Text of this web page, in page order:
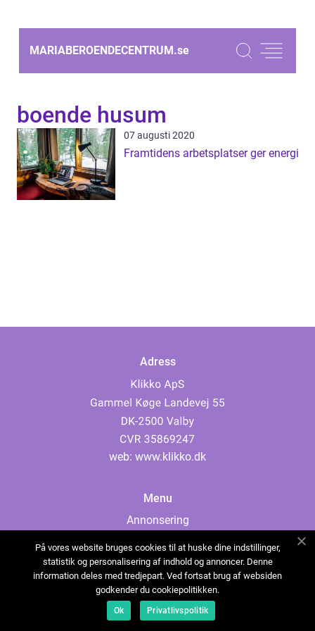
MARIABEROENDECENTRUM.se
boende husum
07 augusti 2020
Framtidens arbetsplatser ger energi
Adress
web: www.klikko.dk
Menu
Annonsering
Cookies
Kontakta oss
Sitemap
På vores website bruges cookies til at huske dine indstillinger,
statistik og personalisering af indhold og annoncer. Denne
information deles med tredjepart. Ved fortsat brug af websiden
godkender du cookiepolitikken.
Ok Privatlivspolitik